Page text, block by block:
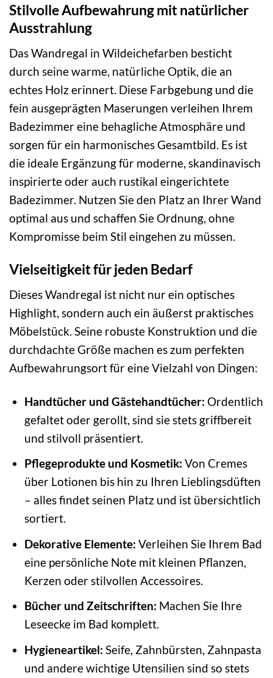
Stilvolle Aufbewahrung mit natürlicher
Ausstrahlung
Das Wandregal in Wildeichefarben besticht
durch seine warme, natürliche Optik, die an
echtes Holz erinnert. Diese Farbgebung und die
fein ausgeprägten Maserungen verleihen Ihrem
Badezimmer eine behagliche Atmosphäre und
sorgen für ein harmonisches Gesamtbild. Es ist
die ideale Ergänzung für moderne, skandinavisch
inspirierte oder auch rustikal eingerichtete
Badezimmer. Nutzen Sie den Platz an Ihrer Wand
optimal aus und schaffen Sie Ordnung, ohne
Kompromisse beim Stil eingehen zu müssen.
Vielseitigkeit für jeden Bedarf
Dieses Wandregal ist nicht nur ein optisches
Highlight, sondern auch ein äußerst praktisches
Möbelstück. Seine robuste Konstruktion und die
durchdachte Größe machen es zum perfekten
Aufbewahrungsort für eine Vielzahl von Dingen:
Handtücher und Gästehandtücher: Ordentlich
gefaltet oder gerollt, sind sie stets griffbereit
und stilvoll präsentiert.
Pflegeprodukte und Kosmetik: Von Cremes
über Lotionen bis hin zu Ihren Lieblingsdüften
– alles findet seinen Platz und ist übersichtlich
sortiert.
Dekorative Elemente: Verleihen Sie Ihrem Bad
eine persönliche Note mit kleinen Pflanzen,
Kerzen oder stilvollen Accessoires.
Bücher und Zeitschriften: Machen Sie Ihre
Leseecke im Bad komplett.
Hygieneartikel: Seife, Zahnbürsten, Zahnpasta
und andere wichtige Utensilien sind so stets